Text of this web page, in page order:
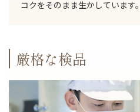
コクをそのまま生かしています。
厳格な検品